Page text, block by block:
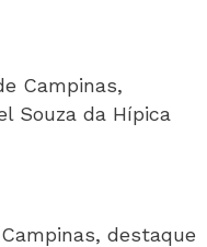
Campinas,
Souza da Hípica
destaque